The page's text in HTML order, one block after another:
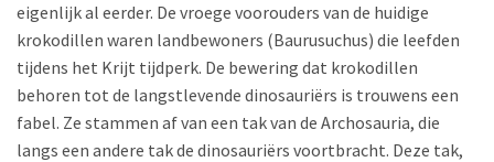
eigenlijk al eerder. De vroege voorouders van de huidige
krokodillen waren landbewoners (Baurusuchus) die leefden
tijdens het Krijt tijdperk. De bewering dat krokodillen
behoren tot de langstlevende dinosauriërs is trouwens een
fabel. Ze stammen af van een tak van de Archosauria, die
langs een andere tak de dinosauriërs voortbracht. Deze tak,